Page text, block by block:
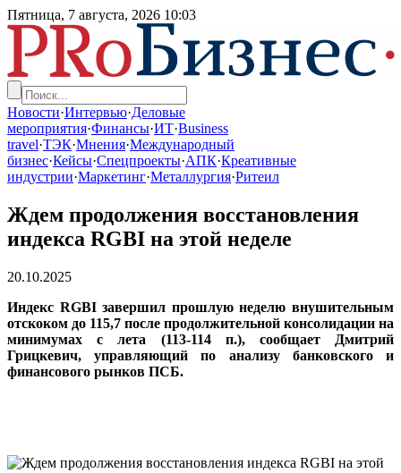
Пятница, 7 августа, 2026 10:03
Новости·Интервью·Деловые
мероприятия·Финансы·ИТ·Business
travel·ТЭК·Мнения·Международный
бизнес·Кейсы·Спецпроекты·АПК·Креативные
индустрии·Маркетинг·Металлургия·Ритеил
Ждем продолжения восстановления
индекса RGBI на этой неделе
20.10.2025
Индекс RGBI завершил прошлую неделю внушительным
отскоком до 115,7 после продолжительной консолидации на
минимумах с лета (113-114 п.), сообщает Дмитрий
Грицкевич, управляющий по анализу банковского и
финансового рынков ПСБ.